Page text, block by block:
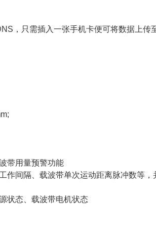
，只需插入一张手机卡便可将数据上传
带用量预警功能
间隔、载波带单次运动距离脉冲数等，
状态、载波带电机状态